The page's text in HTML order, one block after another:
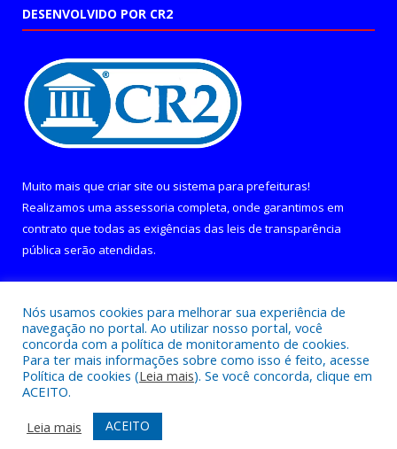
DESENVOLVIDO POR CR2
Muito mais que criar site ou sistema para prefeituras!
Realizamos uma assessoria completa, onde garantimos em
contrato que todas as exigências das leis de transparência
pública serão atendidas.
Todos os direitos reservados a Câmara Municipal de Curralinho.
Mapa do Site
Acessar Área Administrativa
Acessar Webmail
Nós usamos cookies para melhorar sua experiência de
navegação no portal. Ao utilizar nosso portal, você
concorda com a política de monitoramento de cookies.
Para ter mais informações sobre como isso é feito, acesse
Política de cookies (Leia mais). Se você concorda, clique em
ACEITO.
Leia mais
ACEITO